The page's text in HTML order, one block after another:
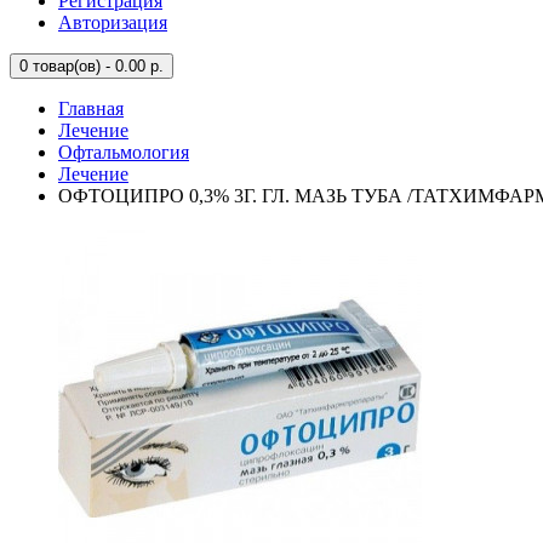
Авторизация
0 товар(ов) - 0.00 р.
Главная
Лечение
Офтальмология
Лечение
ОФТОЦИПРО 0,3% 3Г. ГЛ. МАЗЬ ТУБА /